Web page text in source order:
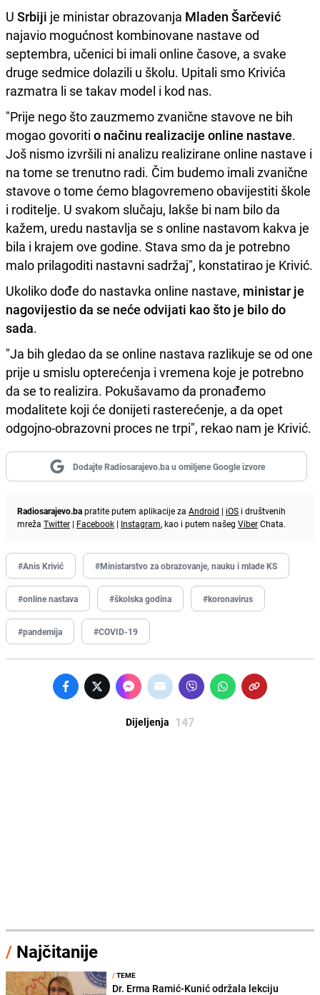
U Srbiji je ministar obrazovanja Mladen Šarčević
najavio mogućnost kombinovane nastave od
septembra, učenici bi imali online časove, a svake
druge sedmice dolazili u školu. Upitali smo Krivića
razmatra li se takav model i kod nas.
"Prije nego što zauzmemo zvanične stavove ne bih
mogao govoriti o načinu realizacije online nastave.
Još nismo izvršili ni analizu realizirane online nastave i
na tome se trenutno radi. Čim budemo imali zvanične
stavove o tome ćemo blagovremeno obavijestiti škole
i roditelje. U svakom slučaju, lakše bi nam bilo da
kažem, uredu nastavlja se s online nastavom kakva je
bila i krajem ove godine. Stava smo da je potrebno
malo prilagoditi nastavni sadržaj", konstatirao je Krivić.
Ukoliko dođe do nastavka online nastave, ministar je
nagovijestio da se neće odvijati kao što je bilo do
sada.
"Ja bih gledao da se online nastava razlikuje se od one
prije u smislu opterećenja i vremena koje je potrebno
da se to realizira. Pokušavamo da pronađemo
modalitete koji će donijeti rasterećenje, a da opet
odgojno-obrazovni proces ne trpi", rekao nam je Krivić.
Dodajte Radiosarajevo.ba u omiljene Google izvore
Radiosarajevo.bapratite putem aplikacije za Android | iOS i društvenih
mreža Twitter | Facebook | Instagram, kao i putem našeg ViberChata.
#Anis Krivić #Ministarstvo za obrazovanje, nauku i mlade KS
#online nastava #školska godina #koronavirus
#pandemija #COVID-19
Dijeljenja 147
/ Najčitanije
/TEME
Dr. Erma Ramić-Kunić održala lekciju